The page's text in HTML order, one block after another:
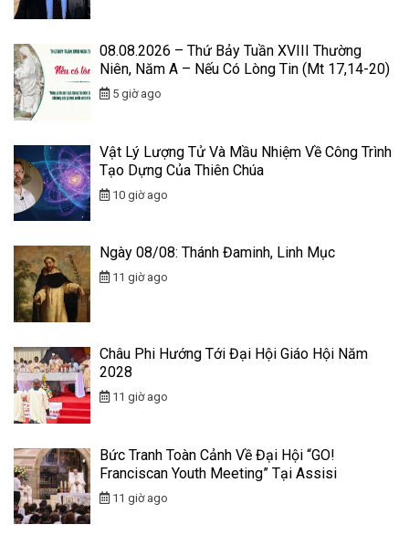
08.08.2026 – Thứ Bảy Tuần XVIII Thường
Niên, Năm A – Nếu Có Lòng Tin (Mt 17,14-20)
5 giờ ago
Vật Lý Lượng Tử Và Mầu Nhiệm Về Công Trình
Tạo Dựng Của Thiên Chúa
10 giờ ago
Ngày 08/08: Thánh Đaminh, Linh Mục
11 giờ ago
Châu Phi Hướng Tới Đại Hội Giáo Hội Năm
2028
11 giờ ago
Bức Tranh Toàn Cảnh Về Đại Hội “GO!
Franciscan Youth Meeting” Tại Assisi
11 giờ ago